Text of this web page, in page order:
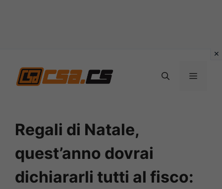
contenuto
MENU
Regali di Natale,
quest’anno dovrai
dichiararli tutti al fisco: